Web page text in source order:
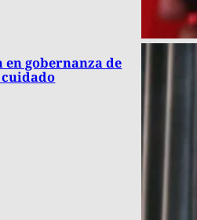
en gobernanza de